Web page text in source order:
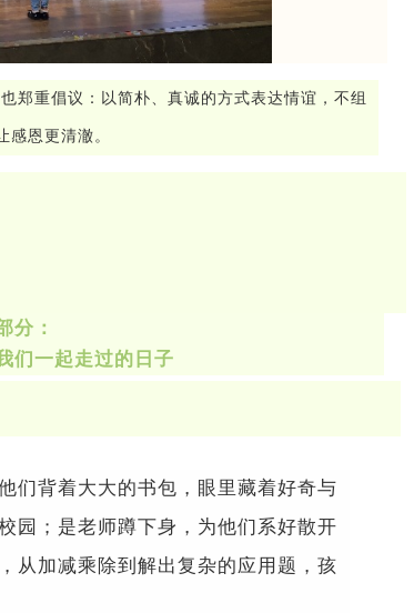
郑重倡议：以简朴、真诚的方式表达情谊，不组
感恩更清澈。
分：
们一起走过的日子
们背着大大的书包，眼里藏着好奇与
园；是老师蹲下身，为他们系好散开
从加减乘除到解出复杂的应用题，孩